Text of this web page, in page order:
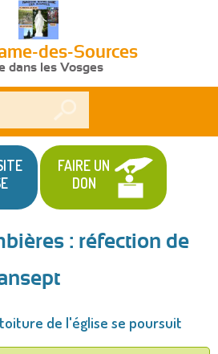
des-Sources
dans les Vosges
FAIRE UN
DON
: réfection de
de l'église se poursuit